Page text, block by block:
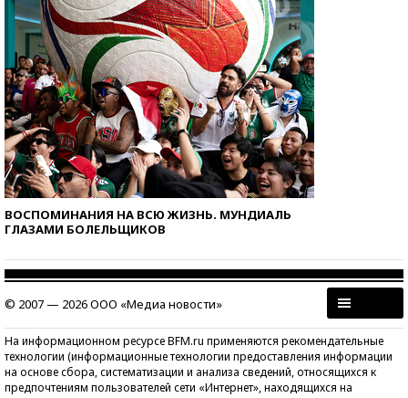
ВОСПОМИНАНИЯ НА ВСЮ ЖИЗНЬ. МУНДИАЛЬ
ГЛАЗАМИ БОЛЕЛЬЩИКОВ
© 2007 — 2026 ООО «Медиа новости»
На информационном ресурсе BFM.ru применяются рекомендательные
технологии (информационные технологии предоставления информации
на основе сбора, систематизации и анализа сведений, относящихся к
предпочтениям пользователей сети «Интернет», находящихся на